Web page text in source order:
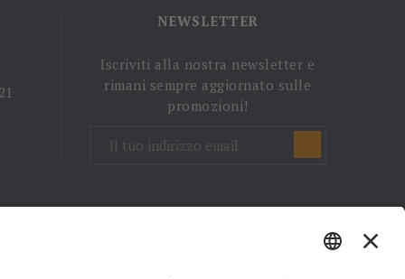
NEWSLETTER
Iscriviti alla nostra newsletter e
rimani sempre aggiornato sulle
promozioni!